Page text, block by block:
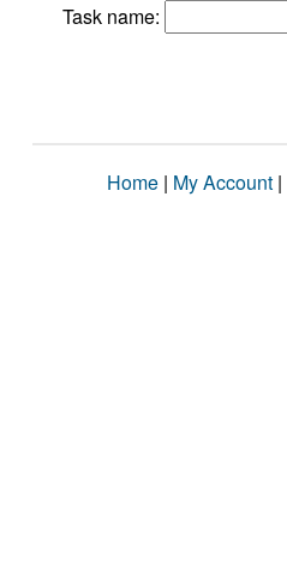
Task name:
Home | My Account |